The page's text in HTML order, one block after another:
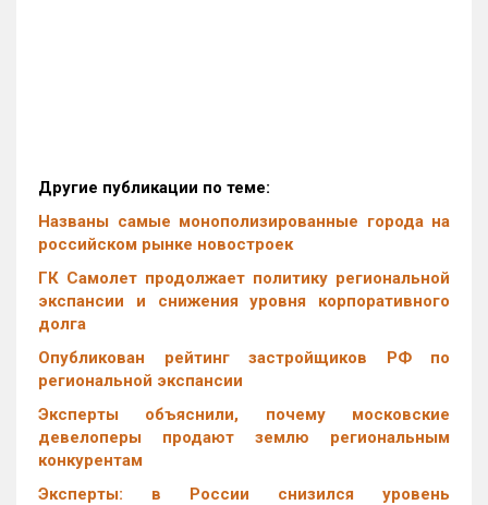
Другие публикации по теме:
Названы самые монополизированные города на
российском рынке новостроек
ГК Самолет продолжает политику региональной
экспансии и снижения уровня корпоративного
долга
Опубликован рейтинг застройщиков РФ по
региональной экспансии
Эксперты объяснили, почему московские
девелоперы продают землю региональным
конкурентам
Эксперты: в России снизился уровень